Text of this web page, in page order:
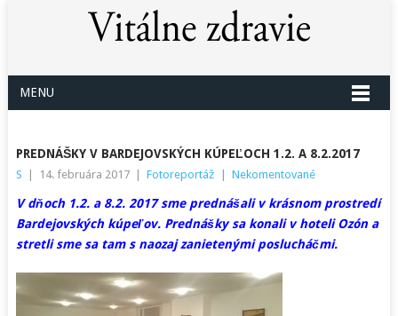
MENU
PREDNÁŠKY V BARDEJOVSKÝCH KÚPEĽOCH 1.2. A 8.2.2017
S 14. februára 2017 Fotoreportáž Nekomentované
V dňoch 1.2. a 8.2. 2017 sme prednášali v krásnom prostredí
Bardejovských kúpeľov. Prednášky sa konali v hoteli Ozón a
stretli sme sa tam s naozaj zanietenými poslucháčmi.